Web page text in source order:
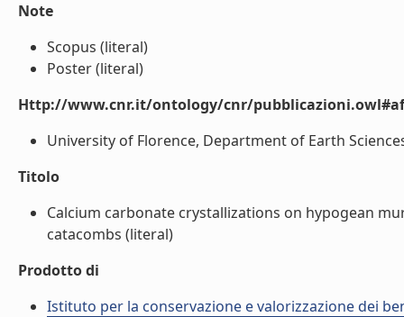
Note
Scopus (literal)
Poster (literal)
Http://www.cnr.it/ontology/cnr/
University of Florence, Department of Earth
Titolo
Calcium carbonate crystallizations on hypogean
catacombs (literal)
Prodotto di
Istituto per la conservazione e valorizzazione dei